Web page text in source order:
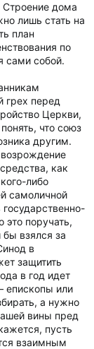
Строение дома
лишь стать на
план
по
сами собой.
грех перед
Церкви,
что союз
другим.
как
либо
самоличной
поручать,
взялся за
в
защитить
в год идет
епископы или
а нужно
вины пред
пусть
взаимным